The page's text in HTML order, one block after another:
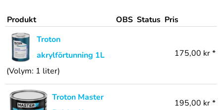
Produkt OBS Status Pris
Troton
akrylförtunning 1L
(Volym: 1 liter)
175,00 kr *
Troton Master
195,00 kr *